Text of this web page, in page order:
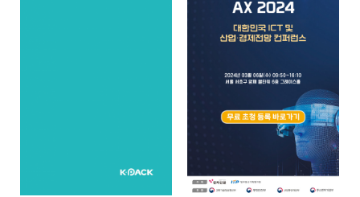
735
02-11
인바이트미